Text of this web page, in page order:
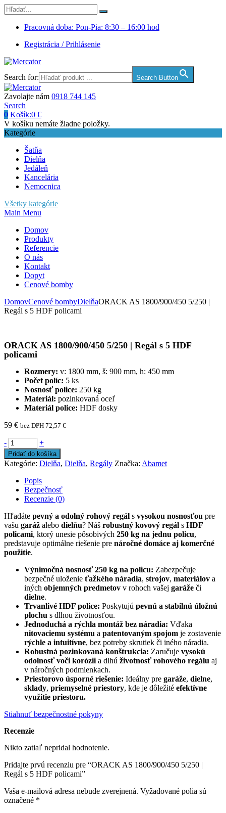
Pracovná doba: Pon-Pia: 8:30 – 16:00 hod
Registrácia / Prihlásenie
Search for: Search Button
Zavolajte nám 0918 744 145
Search
0 Košík:0 €
V košíku nemáte žiadne položky.
Kategórie
Šatňa
Dielňa
Jedáleň
Kancelária
Nemocnica
Všetky kategórie
Main Menu
Domov
Produkty
Referencie
O nás
Kontakt
Dopyt
Cenové bomby
DomovCenové bombyDielňaORACK AS 1800/900/450 5/250 |
Regál s 5 HDF policami
ORACK AS 1800/900/450 5/250 | Regál s 5 HDF
policami
Rozmery: v: 1800 mm, š: 900 mm, h: 450 mm
Počet políc: 5 ks
Nosnosť police: 250 kg
Materiál: pozinkovaná oceľ
Materiál police: HDF dosky
59 € bez DPH 72,57 €
- +
Pridať do košíka
Kategórie: Dielňa, Dielňa, Regály Značka: Abamet
Popis
Bezpečnosť
Recenzie (0)
Hľadáte pevný a odolný rohový regál s vysokou nosnosťou pre
vašu garáž alebo dielňu? Náš robustný kovový regál s HDF
policami, ktorý unesie pôsobivých 250 kg na jednu policu,
predstavuje optimálne riešenie pre náročné domáce aj komerčné
použitie.
Výnimočná nosnosť 250 kg na policu: Zabezpečuje
bezpečné uloženie ťažkého náradia, strojov, materiálov a
iných objemných predmetov v rohoch vašej garáže či
dielne.
Trvanlivé HDF police: Poskytujú pevnú a stabilnú úložnú
plochu s dlhou životnosťou.
Jednoduchá a rýchla montáž bez náradia: Vďaka
nitovaciemu systému a patentovaným spojom je zostavenie
rýchle a intuitívne, bez potreby skrutiek či iného náradia.
Robustná pozinkovaná konštrukcia: Zaručuje vysokú
odolnosť voči korózii a dlhú životnosť rohového regálu aj
v náročných podmienkach.
Priestorovo úsporné riešenie: Ideálny pre garáže, dielne,
sklady, priemyselné priestory, kde je dôležité efektívne
využitie priestoru.
Stiahnuť bezpečnostné pokyny
Recenzie
Nikto zatiaľ nepridal hodnotenie.
Pridajte prvú recenziu pre “ORACK AS 1800/900/450 5/250 |
Regál s 5 HDF policami”
Vaša e-mailová adresa nebude zverejnená. Vyžadované polia sú
označené *